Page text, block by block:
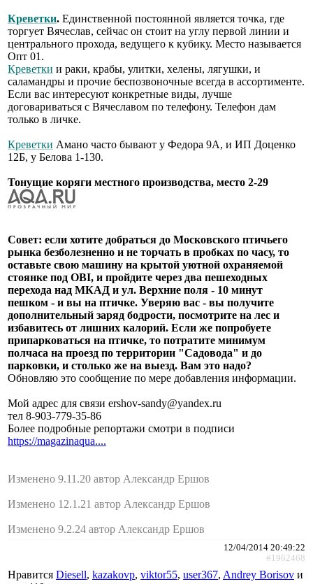
Креветки. Единственной постоянной является точка, где
торгует Вячеслав, сейчас он стоит на углу первой линии и
центрального прохода, ведущего к кубику. Место называется
Опт 01.
Креветки и раки, крабы, улитки, хелены, лягушки, и
саламандры и прочие беспозвоночные всегда в ассортименте.
Если вас интересуют конкретные виды, лучше
договариваться с Вячеславом по телефону. Телефон дам
только в личке.
Креветки Амано часто бывают у Федора 9А, и ИП Доценко
12Б, у Белова 1-130.
Тонущие коряги местного производства, место 2-29
Совет: если хотите добраться до Московского птичьего
рынка безболезненно и не торчать в пробках по часу, то
оставьте свою машину на крытой уютной охраняемой
стоянке под OBI, и пройдите через два пешеходных
перехода над МКАД и ул. Верхние поля - 10 минут
пешком - и вы на птичке. Уверяю вас - вы получите
дополнительный заряд бодрости, посмотрите на лес и
избавитесь от лишних калорий. Если же попробуете
припарковаться на птичке, то потратите минимум
полчаса на проезд по территории "Садовода" и до
парковки, и столько же на выезд. Вам это надо?
Обновляю это сообщение по мере добавления информации.
Мой адрес для связи ershov-sandy@yandex.ru
тел 8-903-779-35-86
Более подробные репортажи смотри в подписи
https://magazinaqua....
Изменено 9.11.20 автор Александр Ершов
Изменено 12.1.21 автор Александр Ершов
Изменено 9.2.24 автор Александр Ершов
12/04/2014 20:49:22
#1962468
Нравится Diesell, kazakovp, viktor55, user367, Andrey Borisov и